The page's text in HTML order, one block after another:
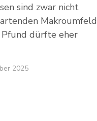
sind zwar nicht
Makroumfeld
Pfund dürfte eher
2025